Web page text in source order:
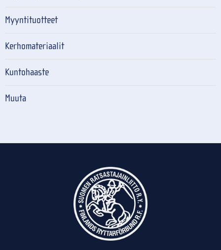
Myyntituotteet
Kerhomateriaalit
Kuntohaaste
Muuta